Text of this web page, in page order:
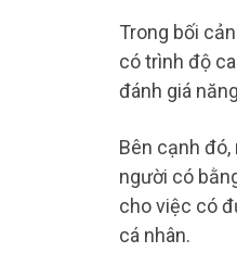
Trong bối
có trình độ
đánh giá
Bên cạnh
người có
cho việc có
cá nhân.